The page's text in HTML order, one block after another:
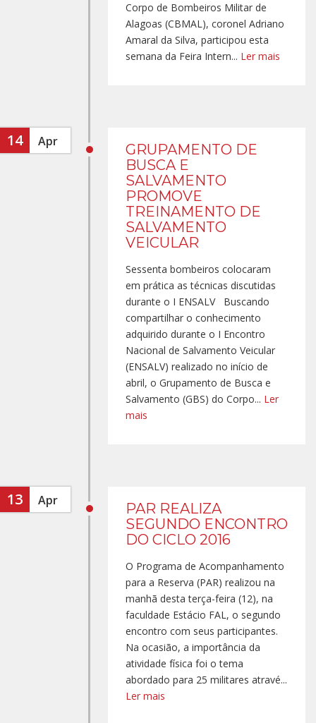
Corpo de Bombeiros Militar de
Alagoas (CBMAL), coronel Adriano
Amaral da Silva, participou esta
semana da Feira Intern... Ler mais
14 Apr
GRUPAMENTO DE
BUSCA E
SALVAMENTO
PROMOVE
TREINAMENTO DE
SALVAMENTO
VEICULAR
Sessenta bombeiros colocaram
em prática as técnicas discutidas
durante o I ENSALV Buscando
compartilhar o conhecimento
adquirido durante o I Encontro
Nacional de Salvamento Veicular
(ENSALV) realizado no início de
abril, o Grupamento de Busca e
Salvamento (GBS) do Corpo... Ler
mais
13 Apr
PAR REALIZA
SEGUNDO ENCONTRO
DO CICLO 2016
O Programa de Acompanhamento
para a Reserva (PAR) realizou na
manhã desta terça-feira (12), na
faculdade Estácio FAL, o segundo
encontro com seus participantes.
Na ocasião, a importância da
atividade física foi o tema
abordado para 25 militares atravé...
Ler mais